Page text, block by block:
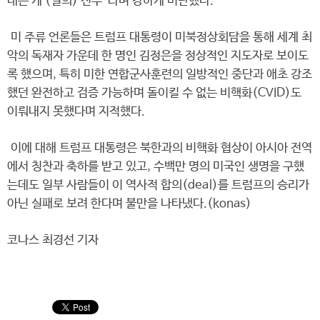
미 주류 언론들은 트럼프 대통령이 미북정상회담을 통해 세계 최
악의 독재자 가운데 한 명인 김정은을 정상적인 지도자로 보이도
록 했으며, 특히 미한 연합군사훈련의 일방적인 중단과 애초 강조
했던 완전하고 검증 가능하며 돌이킬 수 없는 비핵화(CVID)도
이뤄내지 못했다며 지적했다.
이에 대해 트럼프 대통령은 북한과의 비핵화 협상이 아시아 전역
에서 칭찬과 축하를 받고 있고, 수백만 명의 미국인 생명을 구했
는데도 일부 사람들이 이 역사적 합의(deal)를 트럼프의 승리가
아닌 실패로 보려 한다며 불만을 나타냈다.(konas)
코나스 최경선 기자